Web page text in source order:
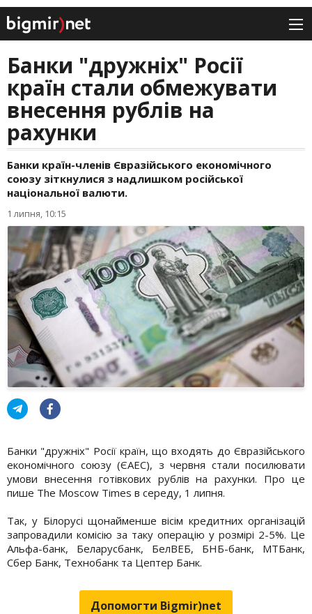
Банки "дружніх" Росії
країн стали обмежувати
внесення рублів на
рахунки
Банки країн-членів Євразійського економічного
союзу зіткнулися з надлишком російської
національної валюти.
1 липня, 10:15
Банки "дружніх" Росії країн, що входять до Євразійського
економічного союзу (ЄАЕС), з червня стали посилювати
умови внесення готівкових рублів на рахунки. Про це
пише The Moscow Times в середу, 1 липня.
Так, у Білорусі щонайменше вісім кредитних організацій
запровадили комісію за таку операцію у розмірі 2-5%. Це
Альфа-банк, Беларусбанк, БелВЕБ, БНБ-банк, МТБанк,
Сбер Банк, Технобанк та Цептер Банк.
Допомогти Bigmir)net